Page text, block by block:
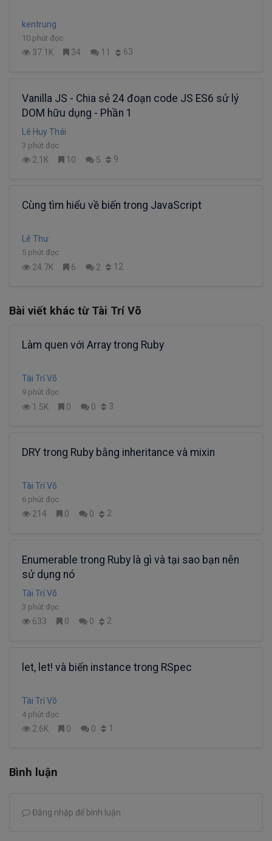
kentrung
10 phút đọc
37.1K 34 11 63
Vanilla JS - Chia sẻ 24 đoạn code JS ES6 sử lý
DOM hữu dụng - Phần 1
Lê Huy Thái
3 phút đọc
2.1K 10 5 9
Cùng tìm hiểu về biến trong JavaScript
Lê Thư
5 phút đọc
24.7K 6 2 12
Bài viết khác từ Tài Trí Võ
Làm quen với Array trong Ruby
Tài Trí Võ
9 phút đọc
1.5K 0 0 3
DRY trong Ruby bằng inheritance và mixin
Tài Trí Võ
6 phút đọc
214 0 0 2
Enumerable trong Ruby là gì và tại sao bạn nên
sử dụng nó
Tài Trí Võ
3 phút đọc
633 0 0 2
let, let! và biến instance trong RSpec
Tài Trí Võ
4 phút đọc
2.6K 0 0 1
Bình luận
Đăng nhập để bình luận